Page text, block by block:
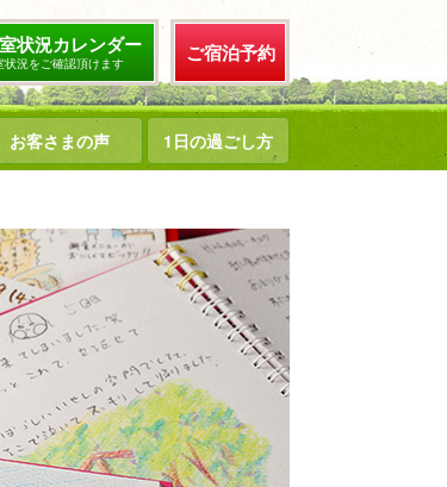
状況カレンダー
状況をご確認頂けます ご宿泊予約
お客さまの声 1日の過ごし方